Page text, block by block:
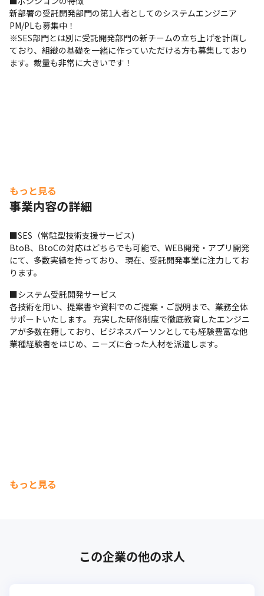
新部署の受託開発部門の第1人者としてのシステムエンジニア
PM/PLも募集中！
※SES部門とは別に受託開発部門の新チームの立ち上げを計画し
ており、組織の基礎を一緒に作っていただける方も募集しており
ます。裁量も非常に大きいです！
もっと見る
事業内容の詳細
■SES（常駐型技術支援サービス)
BtoB、BtoCの対応はどちらでも可能で、WEB開発・アプリ開発
にて、多数実績を持っており、 現在、受託開発事業に注力してお
ります。
■システム受託開発サービス
各技術を用い、提案書や資料でのご提案・ご説明まで、業務全体
サポートいたします。 充実した研修制度で徹底教育したエンジニ
アが多数在籍しており、ビジネスパーソンとしても経験豊富な他
業種経験者をはじめ、ニーズに合った人材を派遣します。
もっと見る
この企業の他の求人